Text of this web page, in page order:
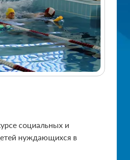
социальных и
нуждающихся в